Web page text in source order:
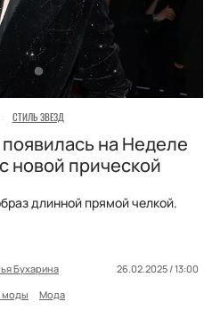
СТИЛЬ ЗВЕЗД
на Неделе
новой прической
длинной прямой челкой.
Бухарина
26.02.2025 / 13:00
моды Мода